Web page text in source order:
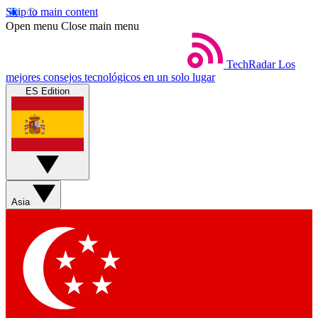
Skip to main content
Open menu Close main menu
TechRadar Los
mejores consejos tecnológicos en un solo lugar
ES Edition
Asia